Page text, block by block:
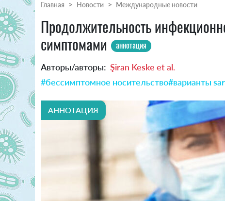
Главная Новости Международные новости
Продолжительность
симптомами
аннотация
Авторы/авторы: Şiran Keske et al.
#бессимптомное носительство#варианты
АННОТАЦИЯ